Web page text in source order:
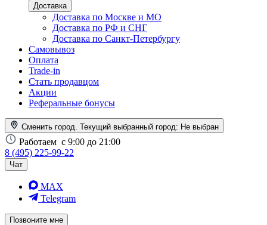
Доставка
Доставка по Москве и МО
Доставка по РФ и СНГ
Доставка по Санкт-Петербургу
Самовывоз
Оплата
Trade-in
Стать продавцом
Акции
Реферальные бонусы
Сменить город. Текущий выбранный город: Не выбран
Работаем с 9:00 до 21:00
8 (495) 225-99-22
Чат
MAX
Telegram
Позвоните мне